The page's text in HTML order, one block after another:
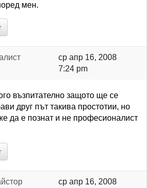
мен.
ср апр 16, 2008
7:24 pm
възпитателно защото ще се
друг път такива простотии, но
да е познат и не професионалист
ср апр 16, 2008